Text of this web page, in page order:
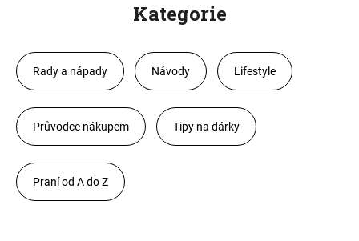
Kategorie
Rady a nápady Návody Lifestyle
Průvodce nákupem Tipy na dárky
Praní od A do Z